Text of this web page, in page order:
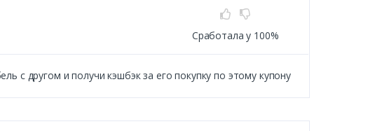
Сработала у 100%
с другом и получи кэшбэк за его покупку по этому купону